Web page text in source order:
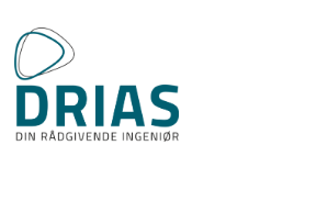
the
content